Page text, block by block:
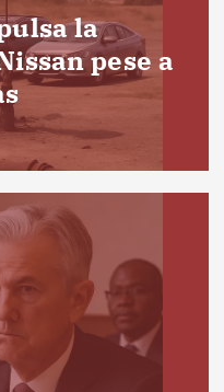
la
pese a